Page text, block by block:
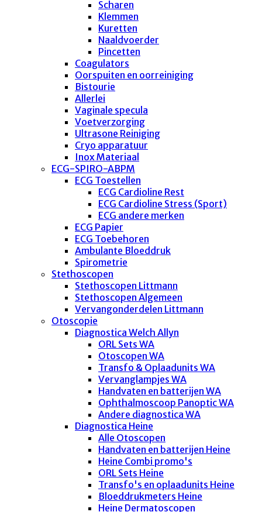
Scharen
Klemmen
Kuretten
Naaldvoerder
Pincetten
Coagulators
Oorspuiten en oorreiniging
Bistourie
Allerlei
Vaginale specula
Voetverzorging
Ultrasone Reiniging
Cryo apparatuur
Inox Materiaal
ECG-SPIRO-ABPM
ECG Toestellen
ECG Cardioline Rest
ECG Cardioline Stress (Sport)
ECG andere merken
ECG Papier
ECG Toebehoren
Ambulante Bloeddruk
Spirometrie
Stethoscopen
Stethoscopen Littmann
Stethoscopen Algemeen
Vervangonderdelen Littmann
Otoscopie
Diagnostica Welch Allyn
ORL Sets WA
Otoscopen WA
Transfo & Oplaadunits WA
Vervanglampjes WA
Handvaten en batterijen WA
Ophthalmoscoop Panoptic WA
Andere diagnostica WA
Diagnostica Heine
Alle Otoscopen
Handvaten en batterijen Heine
Heine Combi promo's
ORL Sets Heine
Transfo's en oplaadunits Heine
Bloeddrukmeters Heine
Heine Dermatoscopen